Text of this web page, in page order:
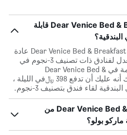
هل الأسعار في Dear Venice Bed & Breakfast قابلة
تكون الأسعار لكل ليلة في Dear Venice Bed & Breakfast عادة
أرخص بنسبة 45% عن المعدل لفنادق ذات تصنيف 3-نجوم في
البندقية. إذا كنت تريد الأقامة في Dear Venice Bed &
Breakfast، ضع في اعتبارك أنه عليك أن تدفع 398 ﷼في الليلة ،
لقاء فندق بتصنيف 3-نجوم.
ما مدى قرب Dear Venice Bed & Breakfast من
بولو؟